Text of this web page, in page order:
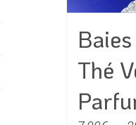
Thé